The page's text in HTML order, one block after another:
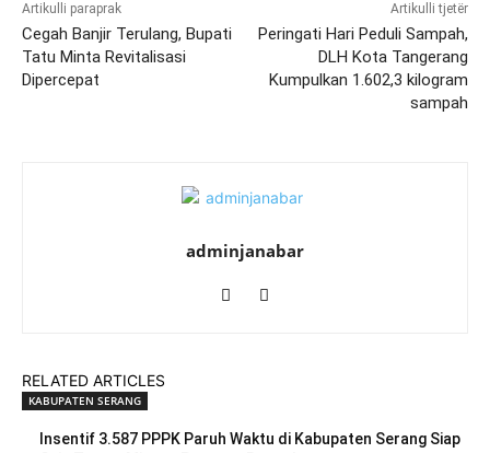
Artikulli paraprak
Cegah Banjir Terulang, Bupati
Tatu Minta Revitalisasi
Dipercepat
Artikulli tjetër
Peringati Hari Peduli Sampah,
DLH Kota Tangerang
Kumpulkan 1.602,3 kilogram
sampah
adminjanabar
RELATED ARTICLES
KABUPATEN SERANG
Insentif 3.587 PPPK Paruh Waktu di Kabupaten Serang Siap